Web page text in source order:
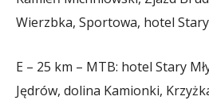
Wierzbka, Sportowa, hotel Stary
E – 25 km – MTB: hotel Stary
Jędrów, dolina Kamionki,